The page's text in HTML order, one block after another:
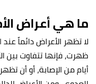
ما هي أعراض
لا تظهر الأعراض دائماً
ظهرت، فإنها تتفاوت
أيام من الإصابة، أو أن